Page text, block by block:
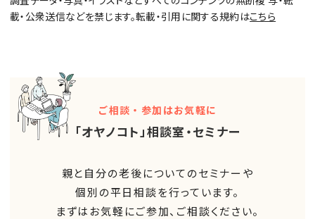
載・公衆送信などを禁じます。転載・引用に関する規約はこちら
ご相談・参加はお気軽に
「オヤノコト」相談室・セミナー
親と自分の老後についてのセミナーや
個別の平日相談を行っています。
まずはお気軽にご参加、ご相談ください。